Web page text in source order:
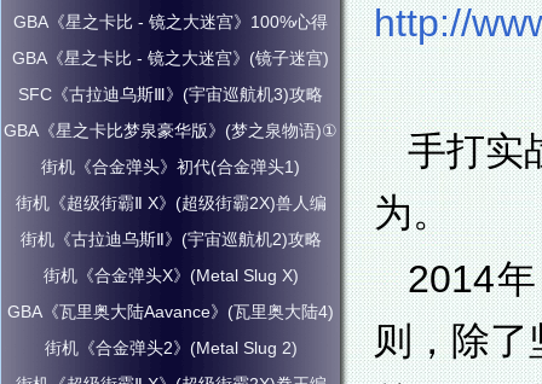
http://
手打实
为。
2014
则，除了
GBA《星之卡比 - 镜之大迷宫》100%心得
GBA《星之卡比 - 镜之大迷宫》(镜子迷宫)
SFC《古拉迪乌斯Ⅲ》(宇宙巡航机3)攻略
GBA《星之卡比梦泉豪华版》(梦之泉物语)①
街机《合金弹头》初代(合金弹头1)
街机《超级街霸Ⅱ X》(超级街霸2X)兽人编
街机《古拉迪乌斯Ⅱ》(宇宙巡航机2)攻略
街机《合金弹头X》(Metal Slug X)
GBA《瓦里奥大陆Aavance》(瓦里奥大陆4)
街机《合金弹头2》(Metal Slug 2)